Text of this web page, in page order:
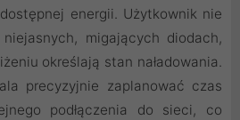
energii. Użytkownik nie
migających diodach,
określają stan naładowania.
precyzyjnie zaplanować czas
podłączenia do sieci, co